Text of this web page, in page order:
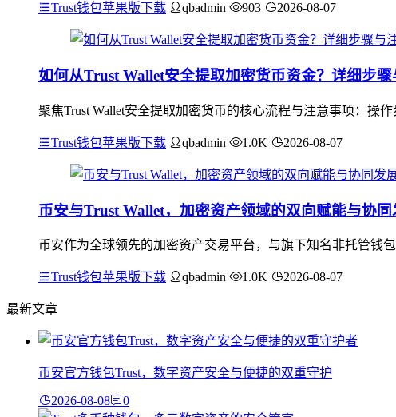
Trust钱包苹果版下载 qbadmin 903 2026-08-07
如何从Trust Wallet安全提取加密货币资金？详细步
聚焦Trust Wallet安全提取加密货币的核心流程与注意事项：操
Trust钱包苹果版下载 qbadmin 1.0K 2026-08-07
币安与Trust Wallet，加密资产领域的双向赋能与协同
币安作为全球领先的加密资产交易平台，与旗下知名非托管钱
Trust钱包苹果版下载 qbadmin 1.0K 2026-08-07
最新文章
币安官方钱包Trust，数字资产安全与便捷的双重守护
2026-08-08 0